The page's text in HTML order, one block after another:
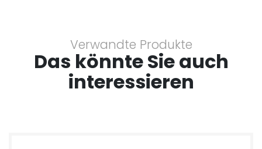
Verwandte Produkte
Das könnte Sie auch
interessieren